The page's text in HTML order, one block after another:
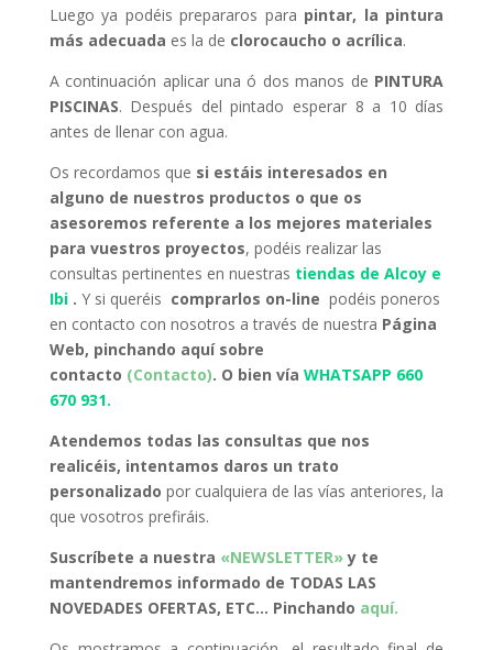
Luego ya podéis prepararos para pintar, la pintura
más adecuada es la de clorocaucho o acrílica.
A continuación aplicar una ó dos manos de PINTURA
PISCINAS. Después del pintado esperar 8 a 10 días
antes de llenar con agua.
Os recordamos que si estáis interesados en
alguno de nuestros productos o que os
asesoremos referente a los mejores materiales
para vuestros proyectos, podéis realizar las
consultas pertinentes en nuestras tiendas de Alcoy e
Ibi. Y si queréis comprarlos on-line podéis poneros
en contacto con nosotros a través de nuestra Página
Web, pinchando aquí sobre
contacto (Contacto). O bien vía WHATSAPP 660
670 931.
Atendemos todas las consultas que nos
realicéis, intentamos daros un trato
personalizado por cualquiera de las vías anteriores, la
que vosotros prefiráis.
Suscríbete a nuestra «NEWSLETTER»y te
mantendremos informado de TODAS LAS
NOVEDADES OFERTAS, ETC… Pinchando aquí.